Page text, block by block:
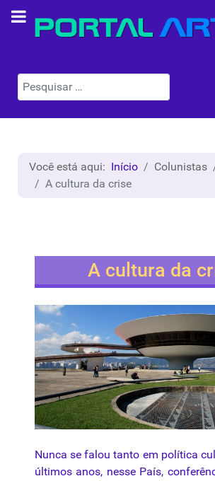
Pesquisar
Você está aqui: Início Colunistas
A cultura da crise
A cultura da
Nunca se falou tanto em política
últimos anos, nesse País,